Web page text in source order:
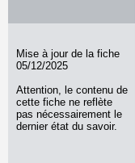
Mise à jour de la fiche
05/12/2025
Attention, le contenu de
cette fiche ne reflète
pas nécessairement le
dernier état du savoir.